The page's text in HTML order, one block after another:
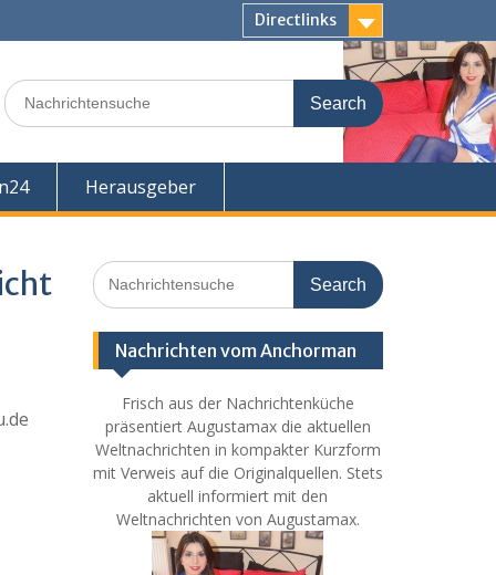
Directlinks
Search
for:
Herausgeber
Search
for:
Nachrichten vom Anchorman
Frisch aus der Nachrichtenküche
präsentiert Augustamax die aktuellen
Weltnachrichten in kompakter Kurzform
mit Verweis auf die Originalquellen. Stets
aktuell informiert mit den
Weltnachrichten von Augustamax.